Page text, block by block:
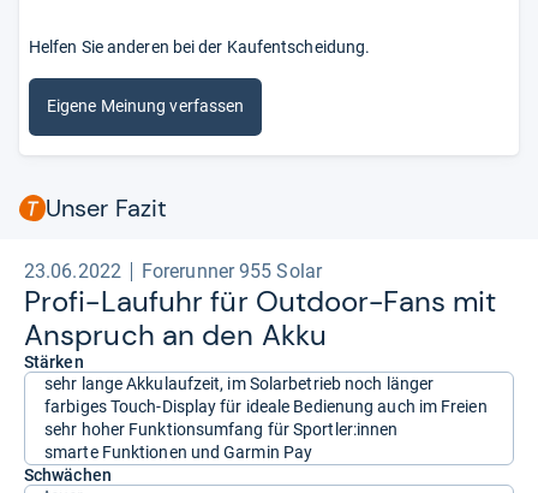
Helfen Sie anderen bei der Kaufentscheidung.
Eigene Meinung verfassen
Unser Fazit
23.06.2022 Forerunner 955 Solar
Profi-​Lau­fuhr für Out­door-​Fans mit
Anspruch an den Akku
Stärken
sehr lange Akkulaufzeit, im Solarbetrieb noch länger
farbiges Touch-Display für ideale Bedienung auch im Freien
sehr hoher Funktionsumfang für Sportler:innen
smarte Funktionen und Garmin Pay
Schwächen